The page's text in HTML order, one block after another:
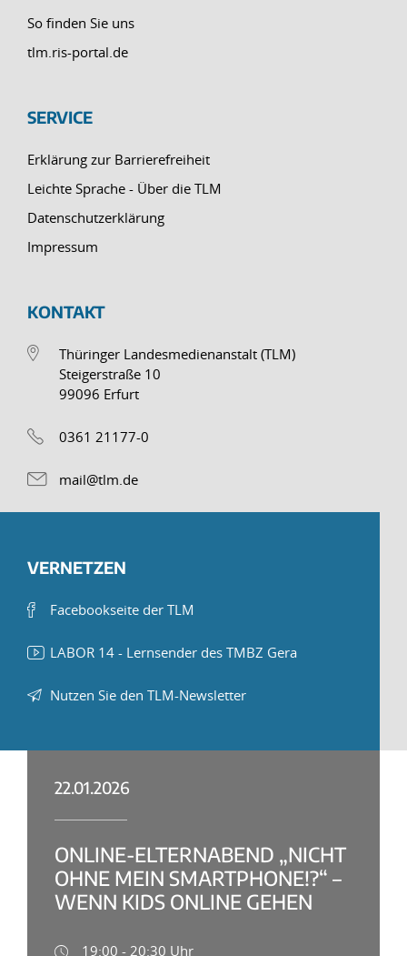
So finden Sie uns
tlm.ris-portal.de
SERVICE
Erklärung zur Barrierefreiheit
Leichte Sprache - Über die TLM
Datenschutzerklärung
Impressum
KONTAKT
Thüringer Landesmedienanstalt (TLM)
Steigerstraße 10
99096 Erfurt
0361 21177-0
mail@tlm.de
VERNETZEN
Facebookseite der TLM
LABOR 14 - Lernsender des TMBZ Gera
Nutzen Sie den TLM-Newsletter
22.01.2026
ONLINE-ELTERNABEND „NICHT
OHNE MEIN SMARTPHONE!?“ –
WENN KIDS ONLINE GEHEN
19:00 - 20:30 Uhr